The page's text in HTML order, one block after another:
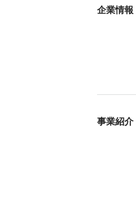
企業情報
事業紹介